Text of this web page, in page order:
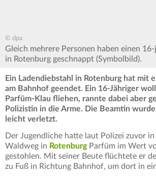
© dpa
Gleich mehrere Personen haben einen
in Rotenburg geschnappt (Symbolbild).
Ein Ladendiebstahl in Rotenburg hat mit
am Bahnhof geendet. Ein 16-Jähriger
Parfüm-Klau fliehen, rannte dabei aber
Polizistin in die Arme. Die Beamtin wurde
leicht verletzt.
Der Jugendliche hatte laut Polizei zuvor
Waldweg in RotenburgParfüm im Wert
gestohlen. Mit seiner Beute flüchtete er
zu Fuß in Richtung Bahnhof, um dort in